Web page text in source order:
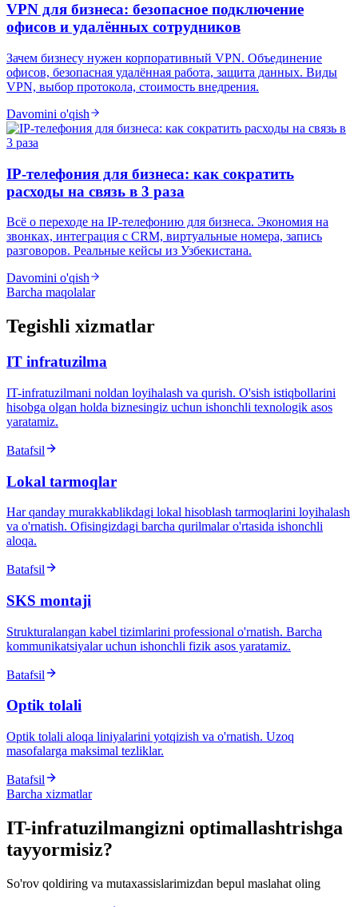
VPN для бизнеса: безопасное подключение
офисов и удалённых сотрудников
Зачем бизнесу нужен корпоративный VPN. Объединение
офисов, безопасная удалённая работа, защита данных. Виды
VPN, выбор протокола, стоимость внедрения.
Davomini o'qish
IP-телефония для бизнеса: как сократить
расходы на связь в 3 раза
Всё о переходе на IP-телефонию для бизнеса. Экономия на
звонках, интеграция с CRM, виртуальные номера, запись
разговоров. Реальные кейсы из Узбекистана.
Davomini o'qish
Barcha maqolalar
Tegishli xizmatlar
IT infratuzilma
IT-infratuzilmani noldan loyihalash va qurish. O'sish istiqbollarini
hisobga olgan holda biznesingiz uchun ishonchli texnologik asos
yaratamiz.
Batafsil
Lokal tarmoqlar
Har qanday murakkablikdagi lokal hisoblash tarmoqlarini loyihalash
va o'rnatish. Ofisingizdagi barcha qurilmalar o'rtasida ishonchli
aloqa.
Batafsil
SKS montaji
Strukturalangan kabel tizimlarini professional o'rnatish. Barcha
kommunikatsiyalar uchun ishonchli fizik asos yaratamiz.
Batafsil
Optik tolali
Optik tolali aloqa liniyalarini yotqizish va o'rnatish. Uzoq
masofalarga maksimal tezliklar.
Batafsil
Barcha xizmatlar
IT-infratuzilmangizni optimallashtrishga
tayyormisiz?
So'rov qoldiring va mutaxassislarimizdan bepul maslahat oling